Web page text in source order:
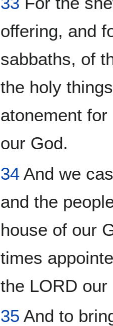
offering, and
sabbaths, of
the holy
atonement
our God.
34 And we
and the
house of our
times
the LORD
35 And to